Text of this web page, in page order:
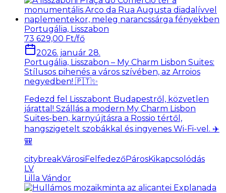
Portugália, Lisszabon
73 629,00 Ft/fő
2026. január 28.
Portugália, Lisszabon – My Charm Lisbon Suites:
Stílusos pihenés a város szívében, az Arroios
negyedben! 🇵🇹✨
Fedezd fel Lisszabont Budapestről, közvetlen
járattal! Szállás a modern My Charm Lisbon
Suites-ben, karnyújtásra a Rossio tértől,
hangszigetelt szobákkal és ingyenes Wi-Fi-vel. ✈️
🎒
citybreakVárosiFelfedezőPárosKikapcsolódás
LV
Lilla Vándor